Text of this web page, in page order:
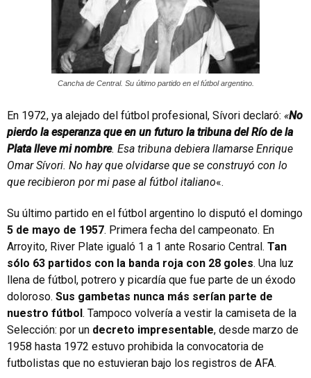
Cancha de Central. Su último partido en el fútbol argentino.
En 1972, ya alejado del fútbol profesional, Sívori declaró: «No
pierdo la esperanza que en un futuro la tribuna del Río de la
Plata lleve mi nombre. Esa tribuna debiera llamarse Enrique
Omar Sívori. No hay que olvidarse que se construyó con lo
que recibieron por mi pase al fútbol italiano«.
Su último partido en el fútbol argentino lo disputó el domingo
5 de mayo de 1957. Primera fecha del campeonato. En
Arroyito, River Plate igualó 1 a 1 ante Rosario Central. Tan
sólo 63 partidos con la banda roja con 28 goles. Una luz
llena de fútbol, potrero y picardía que fue parte de un éxodo
doloroso. Sus gambetas nunca más serían parte de
nuestro fútbol . Tampoco volvería a vestir la camiseta de la
Selección: por un decreto impresentable, desde marzo de
1958 hasta 1972 estuvo prohibida la convocatoria de
futbolistas que no estuvieran bajo los registros de AFA.